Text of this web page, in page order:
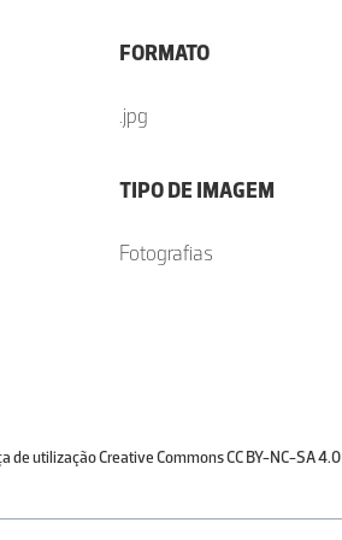
FORMATO
.jpg
TIPO DE IMAGEM
Fotografias
de utilização Creative Commons CC BY-NC-SA 4.0